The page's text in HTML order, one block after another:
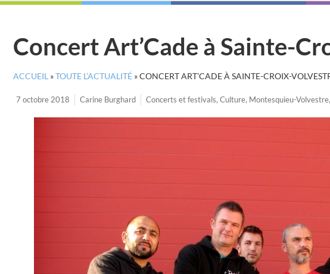
Concert Art’Cade à Sainte-
ACCUEIL »TOUTE L’ACTUALITÉ »CONCERT ART’CADE À SAINTE-CROIX-
7 octobre 2018 Carine Burghard Concerts et festivals, Culture, Montesquieu-Volvestre,